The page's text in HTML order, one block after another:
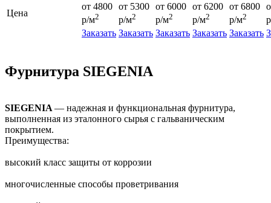
Цена
от 4800
р/м2
от 5300
р/м2
от 6000
р/м2
от 6200
р/м2
от 6800
р/м2
Заказать Заказать Заказать Заказать Заказать
Фурнитура SIEGENIA
SIEGENIA — надежная и функциональная фурнитура,
выполненная из эталонного сырья с гальваническим
покрытием.
Преимущества:
высокий класс защиты от коррозии
многочисленные способы проветривания